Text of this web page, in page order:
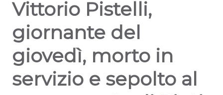
Vittorio Pistelli,
giornante del
giovedì, morto in
servizio e sepolto al